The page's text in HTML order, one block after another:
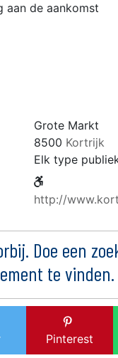
aan de aankomst
Grote Markt
8500 Kortrijk
Elk type
http://
Doe een
te vinden.
Pinterest